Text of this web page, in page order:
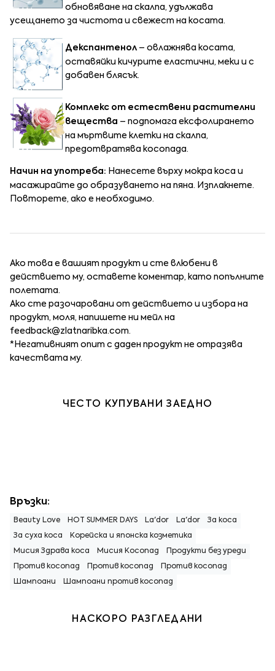
обновяване на скалпа, удължава
усещането за чистота и свежест на косата.
Декспантенол – овлажнява косата,
оставяйки кичурите еластични, меки и с
добавен блясък.
Комплекс от естествени растителни
вещества – подпомага ексфолирането
на мъртвите клетки на скалпа,
предотвратява косопада.
Начин на употреба: Нанесете върху мокра коса и
масажирайте до образуването на пяна. Изплакнете.
Повторете, ако е необходимо.
Ако това е вашият продукт и сте влюбени в
действието му, оставете коментар, като попълните
полетата.
Ако сте разочаровани от действието и избора на
продукт, моля, напишете ни мейл на
feedback@zlatnaribka.com.
*Негативният опит с даден продукт не отразява
качествата му.
ЧЕСТО КУПУВАНИ ЗАЕДНО
Връзки:
Beauty Love HOT SUMMER DAYS La'dor La'dor За коса
За суха коса Корейска и японска козметика
Мисия Здрава коса Мисия Косопад Продукти без уреди
Против косопад Против косопад Против косопад
Шампоани Шампоани против косопад
НАСКОРО РАЗГЛЕДАНИ